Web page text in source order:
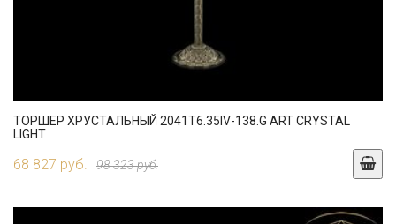
ТОРШЕР ХРУСТАЛЬНЫЙ 2041T6.35IV-138.G ART CRYSTAL
LIGHT
68 827 руб. 98 323 руб.